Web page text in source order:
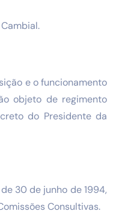
e o funcionamento
objeto de regimento
do Presidente da
30 de junho de 1994,
Consultivas.